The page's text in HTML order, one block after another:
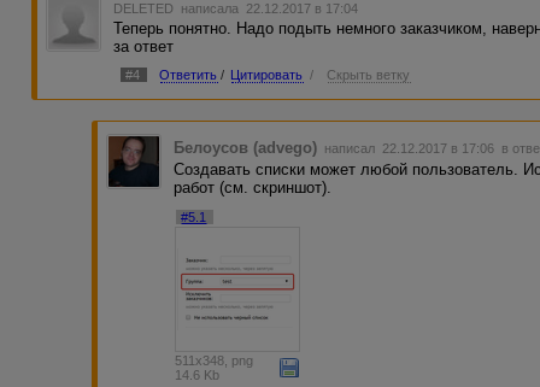
DELETED написала 22.12.2017 в 17:04
Теперь понятно. Надо подыть немного заказчиком,
за ответ
#4 Ответить / Цитировать / Скрыть ветку
Белоусов (advego) написал 22.12.2017 в 17:06 в
Создавать списки может любой пользователь.
работ (см. скриншот).
#5.1
511x348, png
14.6 Kb